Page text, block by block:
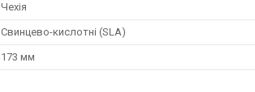
Чехія
Свинцево-кислотні (SLA)
173 мм